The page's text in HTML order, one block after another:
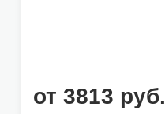
от 3813 руб.